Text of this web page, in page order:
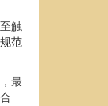
触
范
最